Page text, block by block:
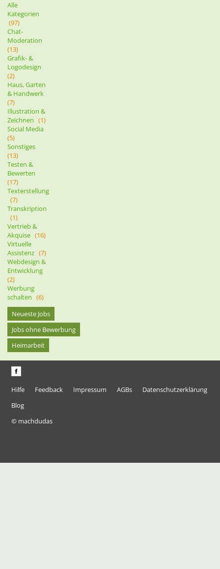
Alle
Kategorien
(97)
Chat-
Moderation
(13)
Grafik- &
Logodesign
(2)
Haus, Garten
& Handwerk
(7)
Illustration &
Zeichnen (1)
Social Media
(5)
Sonstiges
(13)
Testen &
Bewerten
(17)
Texterstellung
(7)
Transkription
(1)
Vertrieb &
Akquise (16)
Virtuelle
Assistenz (7)
Webdesign &
Entwicklung
(2)
Werbung
schalten (6)
Neueste Jobs
Jobs ohne Bewerbung
Heimarbeit
Hilfe Feedback Impressum AGBs
Datenschutzerklärung
Blog
© machdudas